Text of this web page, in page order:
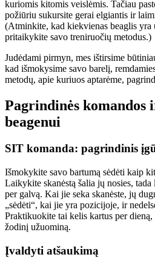
kuriomis kitomis veislėmis. Tačiau
požiūriu sukursite gerai elgiantis ir
(Atminkite, kad kiekvienas beaglis yra
pritaikykite savo treniruočių metodus.)
Judėdami pirmyn, mes ištirsime
kad išmokysime savo barelį,
metodų, apie kuriuos aptarėme,
Pagrindinės komandos
beagenui
SIT komanda: pagrindinis
Išmokykite savo bartumą sėdėti kaip
Laikykite skanėstą šalia jų nosies,
per galvą. Kai jie seka skanėste, jų
„sėdėti“, kai jie yra pozicijoje, ir
Praktikuokite tai kelis kartus per
žodinį užuominą.
Įvaldyti atšaukimą